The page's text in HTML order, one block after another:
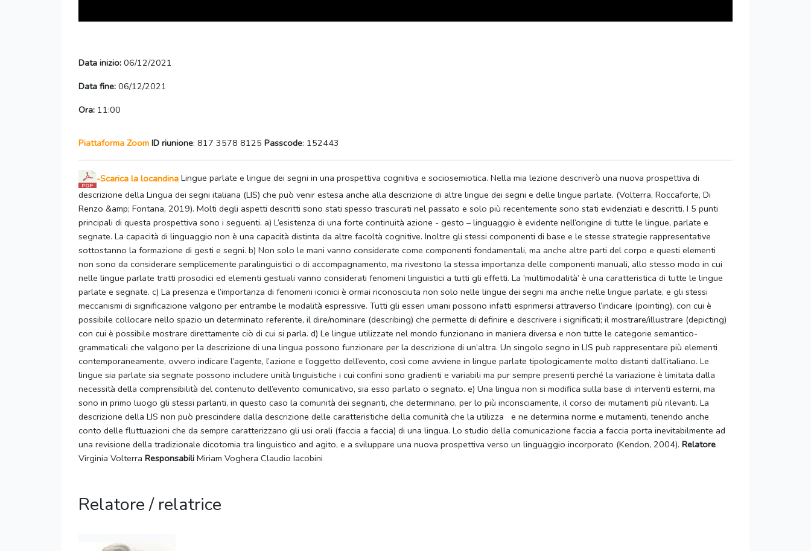
Data inizio: 06/12/2021
Data fine: 06/12/2021
Ora: 11:00
Piattaforma Zoom ID riunione: 817 3578 8125 Passcode: 152443
-Scarica la locandina Lingue parlate e lingue dei segni in una prospettiva cognitiva e sociosemiotica. Nella mia lezione descriverò una nuova prospettiva di
descrizione della Lingua dei segni italiana (LIS) che può venir estesa anche alla descrizione di altre lingue dei segni e delle lingue parlate. (Volterra, Roccaforte, Di
Renzo &amp; Fontana, 2019). Molti degli aspetti descritti sono stati spesso trascurati nel passato e solo più recentemente sono stati evidenziati e descritti. I 5 punti
principali di questa prospettiva sono i seguenti. a) L’esistenza di una forte continuità azione - gesto – linguaggio è evidente nell’origine di tutte le lingue, parlate e
segnate. La capacità di linguaggio non è una capacità distinta da altre facoltà cognitive. Inoltre gli stessi componenti di base e le stesse strategie rappresentative
sottostanno la formazione di gesti e segni. b) Non solo le mani vanno considerate come componenti fondamentali, ma anche altre parti del corpo e questi elementi
non sono da considerare semplicemente paralinguistici o di accompagnamento, ma rivestono la stessa importanza delle componenti manuali, allo stesso modo in cui
nelle lingue parlate tratti prosodici ed elementi gestuali vanno considerati fenomeni linguistici a tutti gli effetti. La ‘multimodalità’ è una caratteristica di tutte le lingue
parlate e segnate. c) La presenza e l’importanza di fenomeni iconici è ormai riconosciuta non solo nelle lingue dei segni ma anche nelle lingue parlate, e gli stessi
meccanismi di significazione valgono per entrambe le modalità espressive. Tutti gli esseri umani possono infatti esprimersi attraverso l’indicare (pointing), con cui è
possibile collocare nello spazio un determinato referente, il dire/nominare (describing) che permette di definire e descrivere i significati; il mostrare/illustrare (depicting)
con cui è possibile mostrare direttamente ciò di cui si parla. d) Le lingue utilizzate nel mondo funzionano in maniera diversa e non tutte le categorie semantico-
grammaticali che valgono per la descrizione di una lingua possono funzionare per la descrizione di un’altra. Un singolo segno in LIS può rappresentare più elementi
contemporaneamente, ovvero indicare l’agente, l’azione e l’oggetto dell’evento, così come avviene in lingue parlate tipologicamente molto distanti dall’italiano. Le
lingue sia parlate sia segnate possono includere unità linguistiche i cui confini sono gradienti e variabili ma pur sempre presenti perché la variazione è limitata dalla
necessità della comprensibilità del contenuto dell’evento comunicativo, sia esso parlato o segnato. e) Una lingua non si modifica sulla base di interventi esterni, ma
sono in primo luogo gli stessi parlanti, in questo caso la comunità dei segnanti, che determinano, per lo più inconsciamente, il corso dei mutamenti più rilevanti. La
descrizione della LIS non può prescindere dalla descrizione delle caratteristiche della comunità che la utilizza e ne determina norme e mutamenti, tenendo anche
conto delle fluttuazioni che da sempre caratterizzano gli usi orali (faccia a faccia) di una lingua. Lo studio della comunicazione faccia a faccia porta inevitabilmente ad
una revisione della tradizionale dicotomia tra linguistico and agito, e a sviluppare una nuova prospettiva verso un linguaggio incorporato (Kendon, 2004). Relatore
Virginia Volterra Responsabili Miriam Voghera Claudio Iacobini
Relatore / relatrice